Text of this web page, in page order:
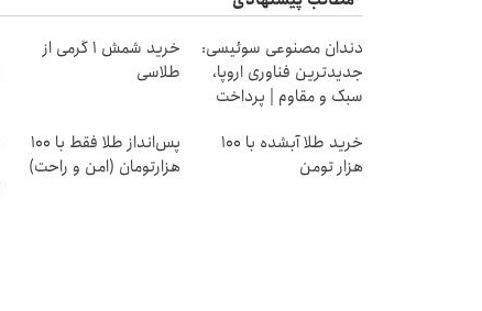
دندان مصنوعی سوئیسی:
جدیدترین فناوری اروپا،
سبک و مقاوم | پرداخت
خرید شمش 1 گرمی از
طلاسی
خرید طلا آبشده با 100
هزار تومن
پس‌انداز طلا فقط با ۱۰۰
هزارتومان (امن و راحت)